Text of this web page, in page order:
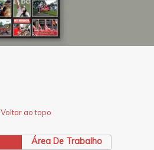
Voltar ao topo
Área De Trabalho